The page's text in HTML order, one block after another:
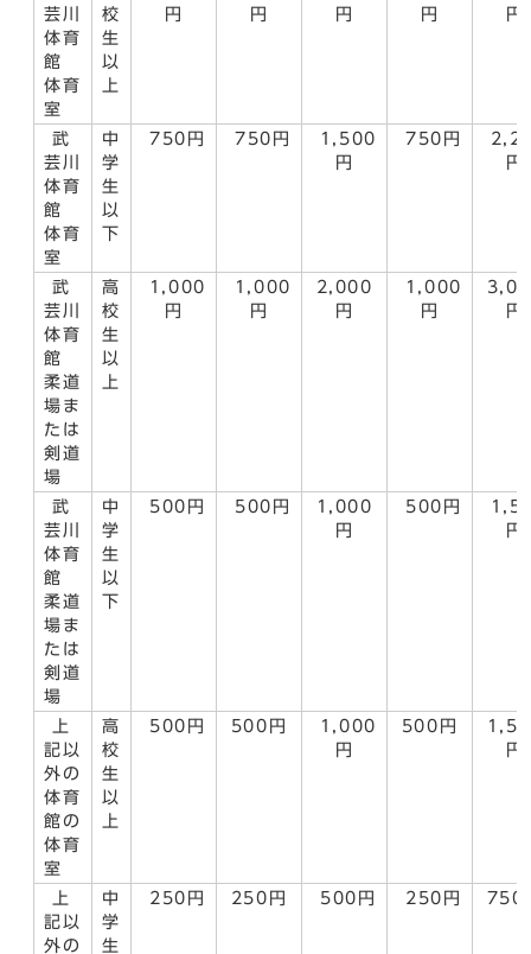
芸川
体育
館
体育
室
校
生
以
上
円
円
円
円
円
武
芸川
体育
館
体育
室
中
学
生
以
下
750円 750円
1,500
円
750円
円
武
芸川
体育
館
柔道
場ま
たは
剣道
場
高
校
生
以
上
1,000
円
1,000
円
2,000
円
1,000
円
円
武
芸川
体育
館
柔道
場ま
たは
剣道
場
中
学
生
以
下
500円 500円
1,000
円
500円
円
上
記以
外の
体育
館の
体育
室
高
校
生
以
上
500円 500円
1,000
円
500円
円
上
記以
外の
中
学
生
250円 250円 500円 250円 750